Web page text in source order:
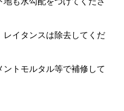
イタンスは除去してくだ
トモルタル等で補修して